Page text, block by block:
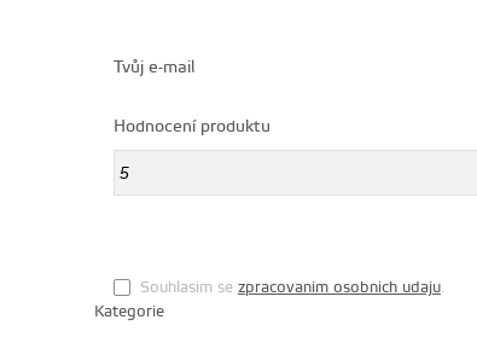
Tvůj e-mail
Hodnocení produktu
Souhlasim se zpracovanim osobnich udaju.
Kategorie